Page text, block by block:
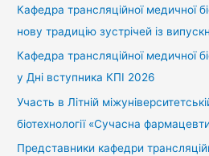
Кафедра трансляційної медичної
нову традицію зустрічей із
Кафедра трансляційної медичної
у Дні вступника КПІ 2026
Участь в Літній
біотехнології «Сучасна
Представники кафедри